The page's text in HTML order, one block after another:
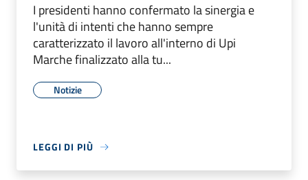
I presidenti hanno confermato la sinergia e
l'unità di intenti che hanno sempre
caratterizzato il lavoro all'interno di Upi
Marche finalizzato alla tu...
Notizie
LEGGI DI PIÙ